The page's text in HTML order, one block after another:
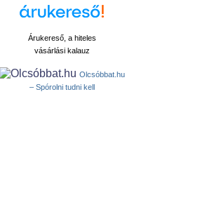
Árukereső, a hiteles
vásárlási kalauz
Olcsóbbat.hu
– Spórolni tudni kell